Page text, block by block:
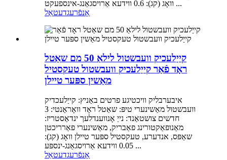
וואָג (קג): 0.6 ווידעא אַרויסגאַנג-אינספעקט ...
אָנפֿרעגדעטאַל
קייַלעכיק וועבשטול לילאַ 50 מם שאַטל
ראָד פֿאַר קייַלעכיק וועבשטול טעקסטיל
מאַשין ספּער טיילן
איבערבליק וויכטיגע פרטים באַניץ: קייַלעכדיק
וועבשטול מאַשינערי טיפּ: שאַטל ראָד וואָראַנטי: 3
חדשים צושטאַנד: נייַ אָנווענדלעך ינדאַסטריז:
מאַנופאַקטורינג פאַבריק, מאַשינערי פאַרריכטן
שאַפּס, אנדערע, טעקסטיל ספּער טיילן וואָג (קג):
0.05 ווידעא אַרויסגאַנג-ינספּע ...
אָנפֿרעגדעטאַל